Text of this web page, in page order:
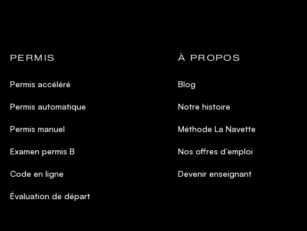
PERMIS
Permis accéléré
Permis automatique
Permis manuel
Examen permis B
Code en ligne
Évaluation de départ
À PROPOS
Blog
Notre histoire
Méthode La Navette
Nos offres d’emploi
Devenir enseignant